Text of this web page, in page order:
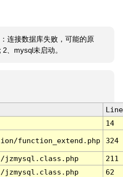
连接数据库失败，可能的原
、mysql未启动。
Line
14
function_extend.php 324
jzmysql.class.php
211
jzmysql.class.php
62